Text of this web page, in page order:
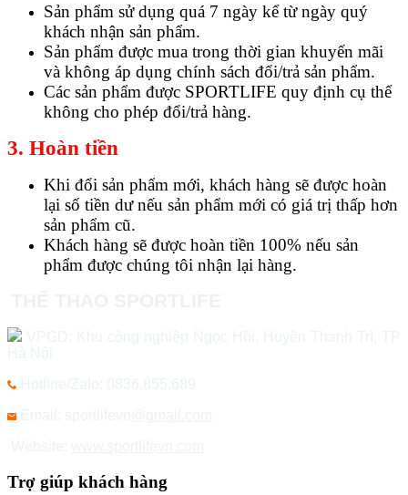
Sản phẩm sử dụng quá 7 ngày kể từ ngày quý
khách nhận sản phẩm.
Sản phẩm được mua trong thời gian khuyến mãi
và không áp dụng chính sách đổi/trả sản phẩm.
Các sản phẩm được SPORTLIFE quy định cụ thể
không cho phép đổi/trả hàng.
3. Hoàn tiền
Khi đổi sản phẩm mới, khách hàng sẽ được hoàn
lại số tiền dư nếu sản phẩm mới có giá trị thấp hơn
sản phẩm cũ.
Khách hàng sẽ được hoàn tiền 100% nếu sản
phẩm được chúng tôi nhận lại hàng.
Trợ giúp khách hàng